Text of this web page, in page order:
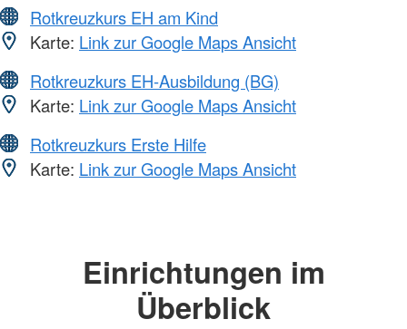
Rotkreuzkurs EH am Kind
Karte: Link zur Google Maps Ansicht
Rotkreuzkurs EH-Ausbildung (BG)
Karte: Link zur Google Maps Ansicht
Rotkreuzkurs Erste Hilfe
Karte: Link zur Google Maps Ansicht
Einrichtungen im
Überblick